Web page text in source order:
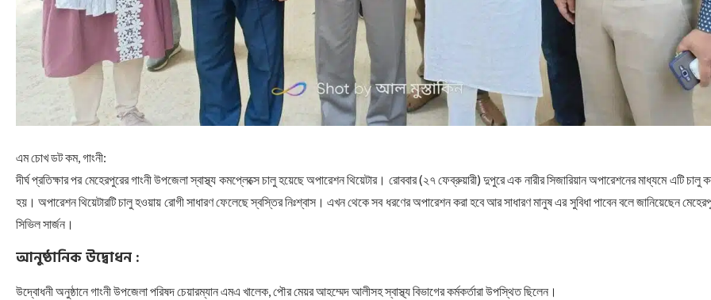
এম চোখ ডট কম, গাংনী:
দীর্ঘ প্রতিক্ষার পর মেহেরপুরের গাংনী উপজেলা স্বাস্থ্য কমপ্লেক্সে চালু হয়েছে অপারেশন থিয়েটার। রোববার (২৭ ফেব্রুয়ারী) দুপুরে এক নারীর সিজারিয়ান অপারেশনের মাধ্যমে এটি চালু
হয়। অপারেশন থিয়েটারটি চালু হওয়ায় রোগী সাধারণ ফেলেছে স্বস্তির নিঃশ্বাস। এখন থেকে সব ধরণের অপারেশন করা হবে আর সাধারণ মানুষ এর সুবিধা পাবেন বলে জানিয়েছেন
সিভিল সার্জন।
আনুষ্ঠানিক উদ্বোধন :
উদ্বোধনী অনুষ্ঠানে গাংনী উপজেলা পরিষদ চেয়ারম্যান এমএ খালেক, পৌর মেয়র আহম্মেদ আলীসহ স্বাস্থ্য বিভাগের কর্মকর্তারা উপস্থিত ছিলেন।